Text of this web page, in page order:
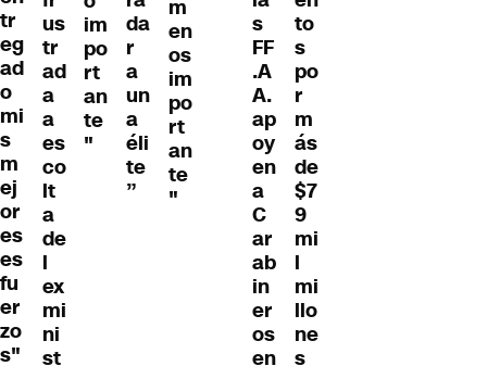
tr
eg
ad
o
mi
s
m
ej
or
es
es
fu
er
zo
s"
us
tr
ad
a
a
es
co
lt
a
de
l
ex
mi
ni
st
im
po
rt
an
te
"
da
r
a
un
a
éli
te
”
m
en
os
im
po
rt
an
te
"
s
FF
.A
A.
ap
oy
en
a
C
ar
ab
in
er
os
en
to
s
po
r
m
ás
de
$7
9
mi
l
mi
llo
ne
s